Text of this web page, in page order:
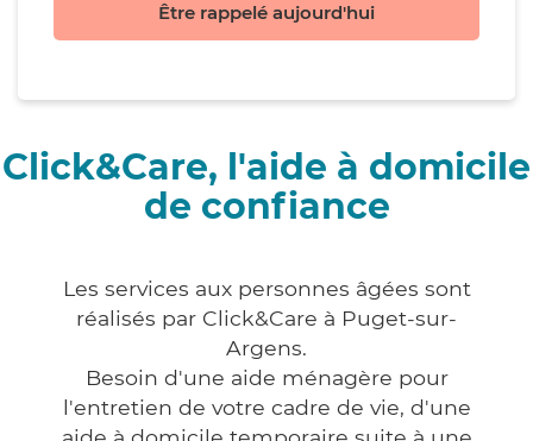
Être rappelé aujourd'hui
Click&Care, l'aide à domicile
de confiance
Les services aux personnes âgées sont
réalisés par Click&Care à Puget-sur-
Argens.
Besoin d'une aide ménagère pour
l'entretien de votre cadre de vie, d'une